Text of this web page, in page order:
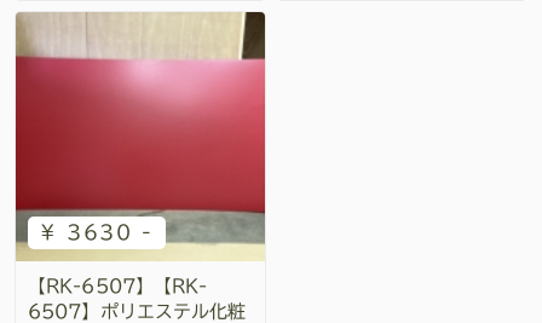
¥ 3630 -
【RK-6507】【RK-
6507】ポリエステル化粧